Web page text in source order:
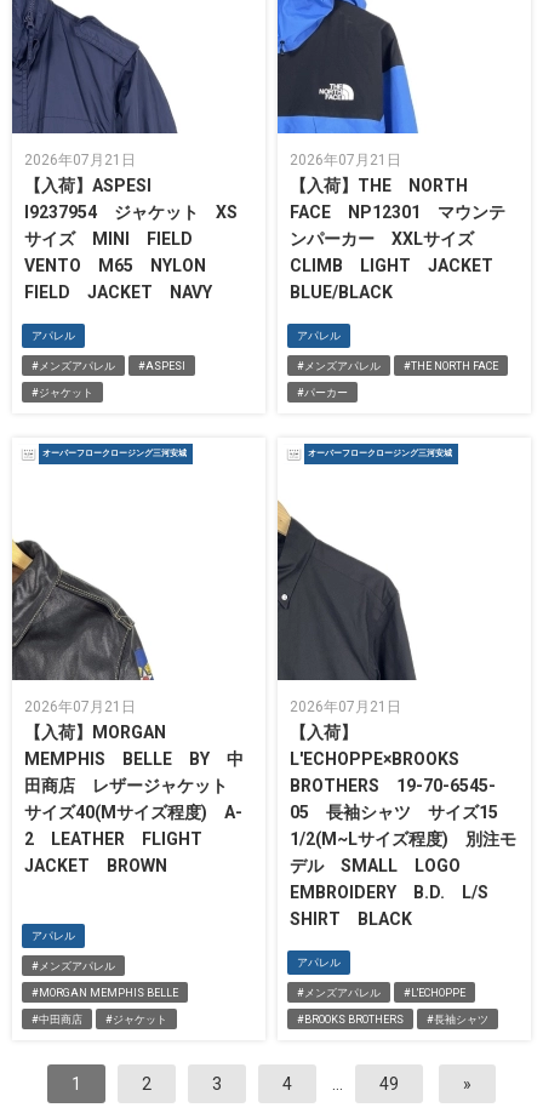
2026年07月21日
【入荷】ASPESI
I9237954 ジャケット XS
サイズ MINI FIELD
VENTO M65 NYLON
FIELD JACKET NAVY
アパレル
#メンズアパレル #ASPESI
#ジャケット
2026年07月21日
【入荷】THE NORTH
FACE NP12301 マウンテ
ンパーカー XXLサイズ
CLIMB LIGHT JACKET
BLUE/BLACK
アパレル
#メンズアパレル #THE NORTH FACE
#パーカー
オーバーフロークロージング三河安城
2026年07月21日
【入荷】MORGAN
MEMPHIS BELLE BY 中
田商店 レザージャケット
サイズ40(Mサイズ程度) A-
2 LEATHER FLIGHT
JACKET BROWN
アパレル
#メンズアパレル
#MORGAN MEMPHIS BELLE
#中田商店 #ジャケット
オーバーフロークロージング三河安城
2026年07月21日
【入荷】
L'ECHOPPE×BROOKS
BROTHERS 19-70-6545-
05 長袖シャツ サイズ15
1/2(M~Lサイズ程度) 別注モ
デル SMALL LOGO
EMBROIDERY B.D. L/S
SHIRT BLACK
アパレル
#メンズアパレル #L'ECHOPPE
#BROOKS BROTHERS #長袖シャツ
1 2 3 4 … 49 »